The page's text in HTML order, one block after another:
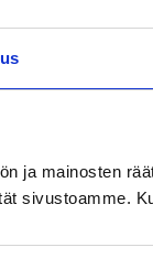
ja mainosten
sivustoamme.